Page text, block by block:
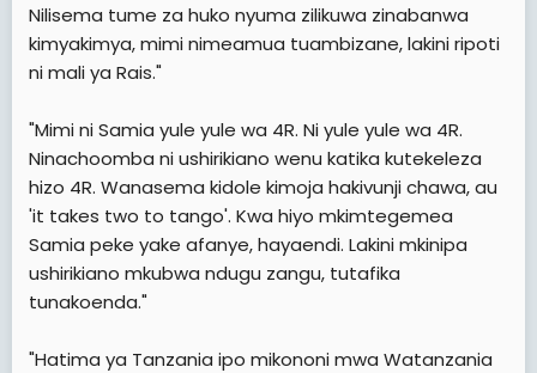
Nilisema tume za huko nyuma zilikuwa zinabanwa
kimyakimya, mimi nimeamua tuambizane, lakini ripoti
ni mali ya Rais."
"Mimi ni Samia yule yule wa 4R. Ni yule yule wa 4R.
Ninachoomba ni ushirikiano wenu katika kutekeleza
hizo 4R. Wanasema kidole kimoja hakivunji chawa, au
'it takes two to tango'. Kwa hiyo mkimtegemea
Samia peke yake afanye, hayaendi. Lakini mkinipa
ushirikiano mkubwa ndugu zangu, tutafika
tunakoenda."
"Hatima ya Tanzania ipo mikononi mwa Watanzania